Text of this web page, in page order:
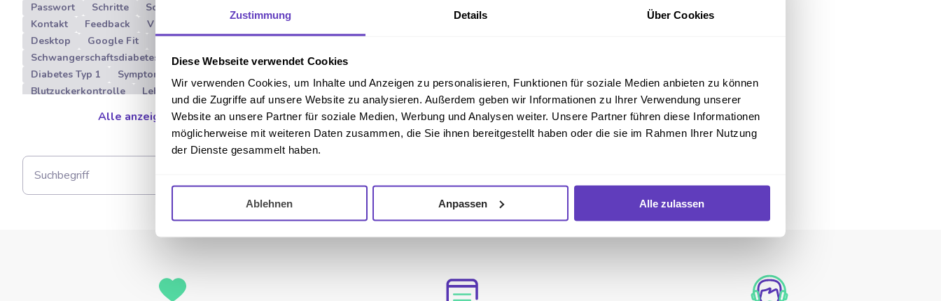
Zustimmung Details Über Cookies
Diese Webseite verwendet Cookies
Wir verwenden Cookies, um Inhalte und Anzeigen zu personalisieren, Funktionen für soziale Medien anbieten zu können
und die Zugriffe auf unsere Website zu analysieren. Außerdem geben wir Informationen zu Ihrer Verwendung unserer
Website an unsere Partner für soziale Medien, Werbung und Analysen weiter. Unsere Partner führen diese Informationen
möglicherweise mit weiteren Daten zusammen, die Sie ihnen bereitgestellt haben oder die sie im Rahmen Ihrer Nutzung
der Dienste gesammelt haben.
Ablehnen Anpassen Alle zulassen
Passwort
Schritte
Schrittzähler
Kontakt
Feedback
Vitadio App
Desktop
Google Fit
Schwangerschaftsdiabetes
Diabetes Typ 3
Diabetes Typ 1
Symptome
Blutzuckerkontrolle
Lebensmittel
Pathophysiologie
Digitale Therapie
Nephropathie
DiGA
App auf Rezept
Weihnachtszeit und Diabetes
Anmeldung
Registrierung
Ernährung
Diabetischer Fuß
Nieren
Alle anzeigen